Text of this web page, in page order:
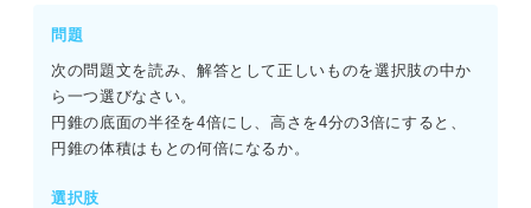
問題
次の問題文を読み、解答として正しいものを選択肢の中か
ら一つ選びなさい。
円錐の底面の半径を4倍にし、高さを4分の3倍にすると、
円錐の体積はもとの何倍になるか。
選択肢